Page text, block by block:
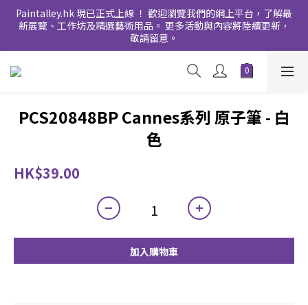
Paintalley.hk 現已正式上線 ！ 歡迎瀏覽我們的網上平台，了解最
新展覽、工作坊及精選藝術用品。 更多活動與內容將陸續更新，
敬請留意。
PCS20848BP Cannes系列 原子筆 - 白
色
HK$39.00
加入購物車